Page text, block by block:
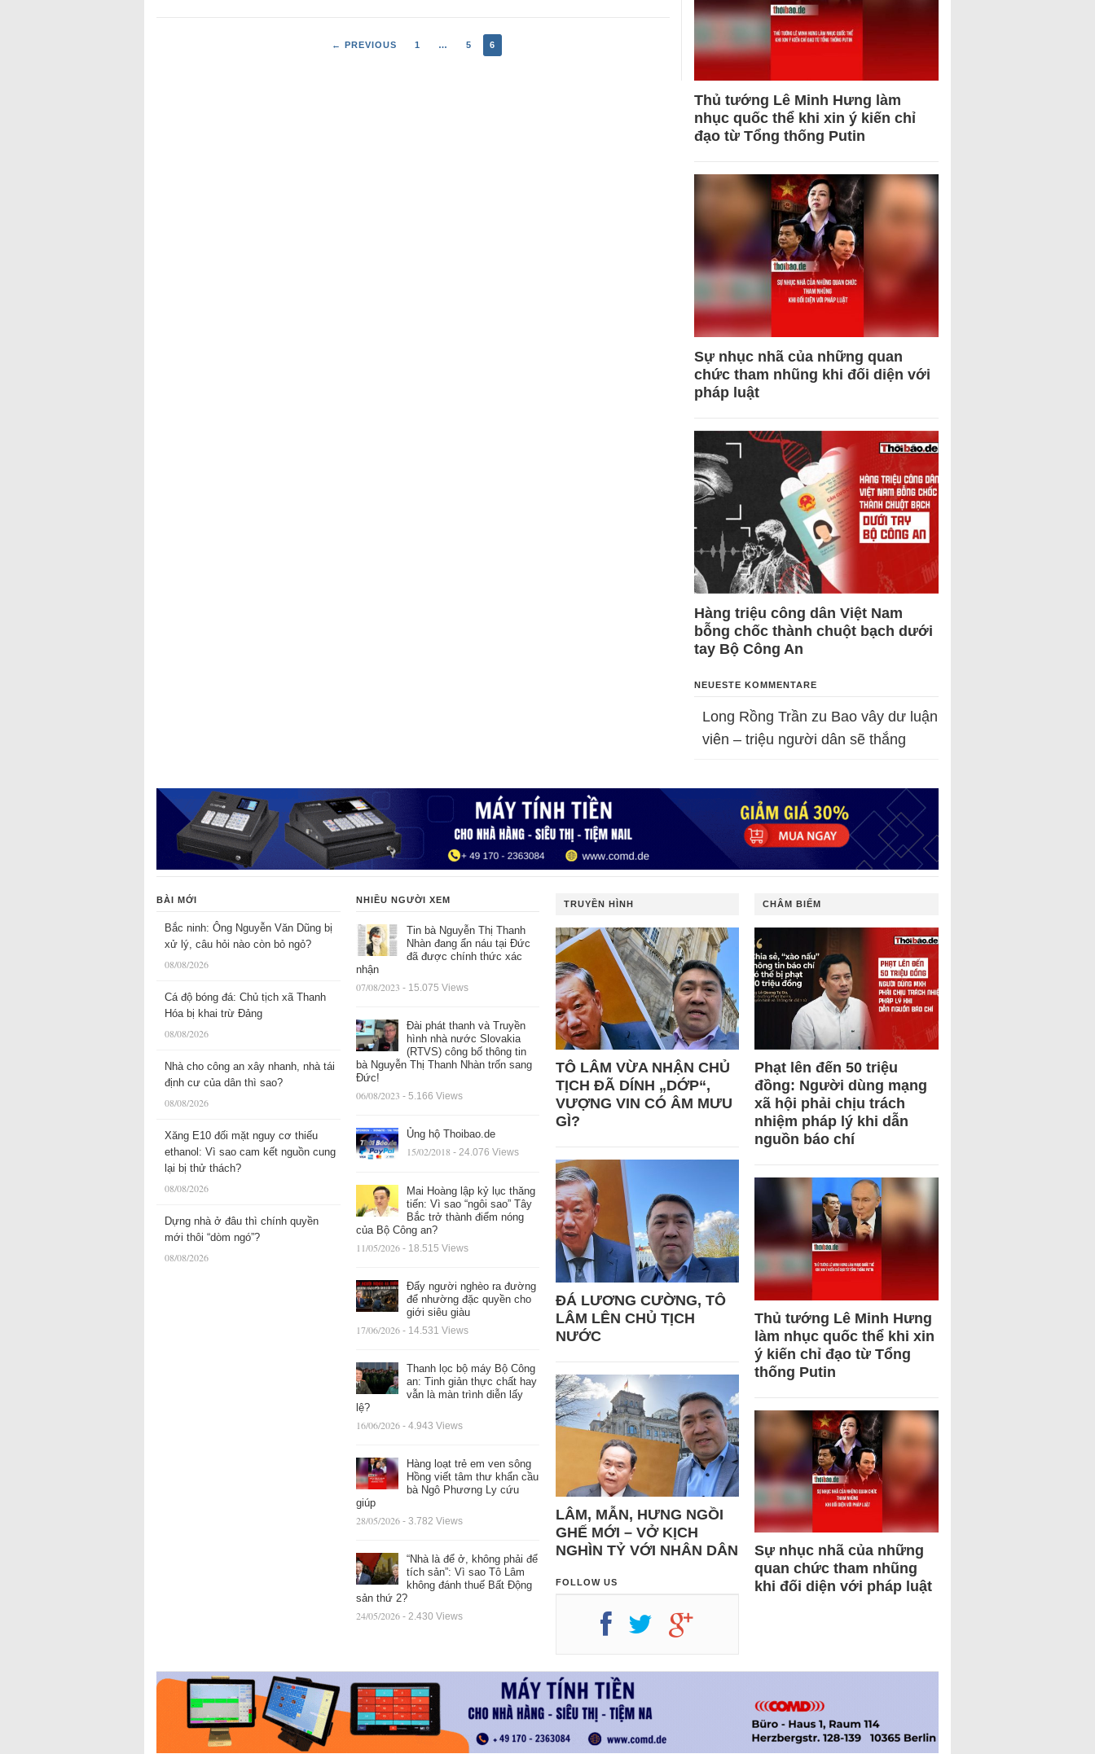
← PREVIOUS 1 … 5 6
Thủ tướng Lê Minh Hưng làm
nhục quốc thể khi xin ý kiến chỉ
đạo từ Tổng thống Putin
Sự nhục nhã của những quan
chức tham nhũng khi đối diện với
pháp luật
Hàng triệu công dân Việt Nam
bỗng chốc thành chuột bạch dưới
tay Bộ Công An
NEUESTE KOMMENTARE
Long Rồng Trần zu Bao vây dư luận
viên – triệu người dân sẽ thắng
BÀI MỚI
Bắc ninh: Ông Nguyễn Văn Dũng bị
xử lý, câu hỏi nào còn bỏ ngỏ?
08/08/2026
Cá độ bóng đá: Chủ tịch xã Thanh
Hóa bị khai trừ Đảng
08/08/2026
Nhà cho công an xây nhanh, nhà tái
định cư của dân thì sao?
08/08/2026
Xăng E10 đối mặt nguy cơ thiếu
ethanol: Vì sao cam kết nguồn cung
lại bị thử thách?
08/08/2026
Dựng nhà ở đâu thì chính quyền
mới thôi “dòm ngó”?
08/08/2026
NHIỀU NGƯỜI XEM
Tin bà Nguyễn Thị Thanh
Nhàn đang ẩn náu tại Đức
đã được chính thức xác
nhận
07/08/2023 - 15.075 Views
Đài phát thanh và Truyền
hình nhà nước Slovakia
(RTVS) công bố thông tin
bà Nguyễn Thị Thanh Nhàn trốn sang
Đức!
06/08/2023 - 5.166 Views
Ủng hộ Thoibao.de
15/02/2018 - 24.076 Views
Mai Hoàng lập kỷ lục thăng
tiến: Vì sao “ngôi sao” Tây
Bắc trở thành điểm nóng
của Bộ Công an?
11/05/2026 - 18.515 Views
Đẩy người nghèo ra đường
để nhường đặc quyền cho
giới siêu giàu
17/06/2026 - 14.531 Views
Thanh lọc bộ máy Bộ Công
an: Tinh giản thực chất hay
vẫn là màn trình diễn lấy
lệ?
16/06/2026 - 4.943 Views
Hàng loạt trẻ em ven sông
Hồng viết tâm thư khẩn cầu
bà Ngô Phương Ly cứu
giúp
28/05/2026 - 3.782 Views
“Nhà là để ở, không phải để
tích sản”: Vì sao Tô Lâm
không đánh thuế Bất Động
sản thứ 2?
24/05/2026 - 2.430 Views
TRUYỀN HÌNH
TÔ LÂM VỪA NHẬN CHỦ
TỊCH ĐÃ DÍNH „DỚP“,
VƯỢNG VIN CÓ ÂM MƯU
GÌ?
ĐÁ LƯƠNG CƯỜNG, TÔ
LÂM LÊN CHỦ TỊCH
NƯỚC
LÂM, MẪN, HƯNG NGỒI
GHẾ MỚI – VỞ KỊCH
NGHÌN TỶ VỚI NHÂN DÂN
FOLLOW US
CHÂM BIẾM
Phạt lên đến 50 triệu
đồng: Người dùng mạng
xã hội phải chịu trách
nhiệm pháp lý khi dẫn
nguồn báo chí
Thủ tướng Lê Minh Hưng
làm nhục quốc thể khi xin
ý kiến chỉ đạo từ Tổng
thống Putin
Sự nhục nhã của những
quan chức tham nhũng
khi đối diện với pháp luật